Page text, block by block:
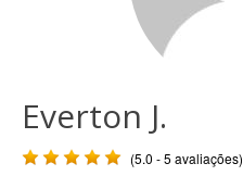
Everton J.
(5.0 - 5 avaliações)